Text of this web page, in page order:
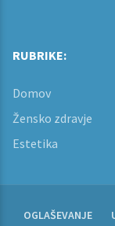
RUBRIKE:
Domov
Žensko zdravje
Estetika
OGLAŠEVANJE